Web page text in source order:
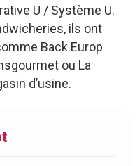
U / Système U.
ils ont
Back Europ
ou La
d’usine.